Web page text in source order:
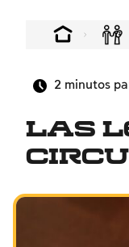
Las
2 minutos